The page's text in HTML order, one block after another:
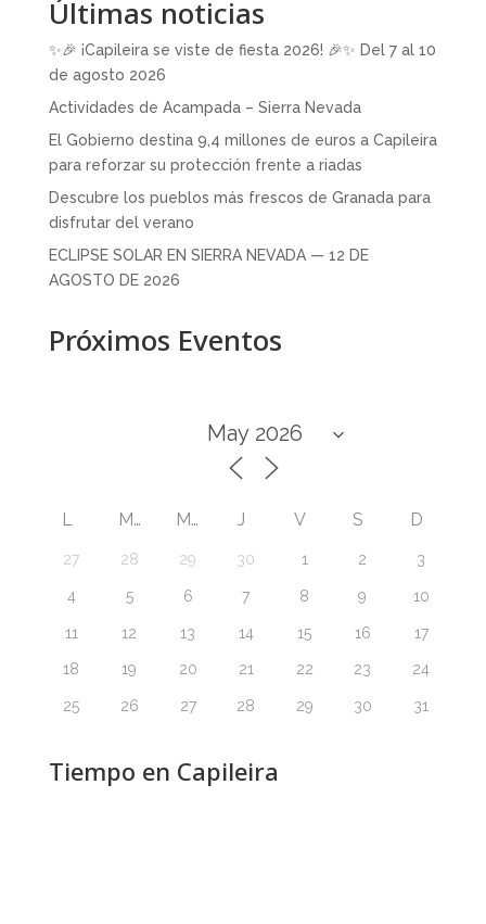
Últimas noticias
✨🎉 ¡Capileira se viste de fiesta 2026! 🎉✨ Del 7 al 10
de agosto 2026
Actividades de Acampada – Sierra Nevada
El Gobierno destina 9,4 millones de euros a Capileira
para reforzar su protección frente a riadas
Descubre los pueblos más frescos de Granada para
disfrutar del verano
ECLIPSE SOLAR EN SIERRA NEVADA — 12 DE
AGOSTO DE 2026
Próximos Eventos
L M M J V S D
27 28 29 30 1 2 3
4 5 6 7 8 9 10
11 12 13 14 15 16 17
18 19 20 21 22 23 24
25 26 27 28 29 30 31
Tiempo en Capileira